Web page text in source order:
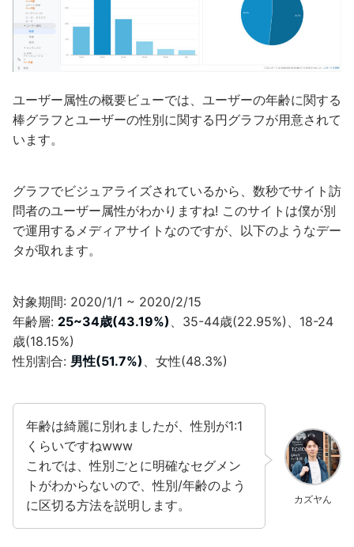
ユーザー属性の概要ビューでは、ユーザーの年齢に関する
棒グラフとユーザーの性別に関する円グラフが用意されて
います。
グラフでビジュアライズされているから、数秒でサイト訪
問者のユーザー属性がわかりますね! このサイトは僕が別
で運用するメディアサイトなのですが、以下のようなデー
タが取れます。
対象期間: 2020/1/1 ~ 2020/2/15
年齢層: 25~34歳(43.19%) 、35-44歳(22.95%)、18-24
歳(18.15%)
性別割合: 男性(51.7%) 、女性(48.3%)
カズヤん
年齢は綺麗に別れましたが、性別が1:1
くらいですねwww
これでは、性別ごとに明確なセグメン
トがわからないので、性別/年齢のよう
に区切る方法を説明します。